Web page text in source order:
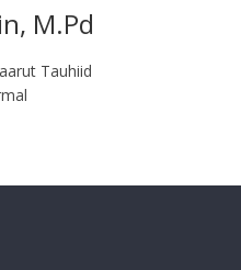
M.Pd
Tauhiid